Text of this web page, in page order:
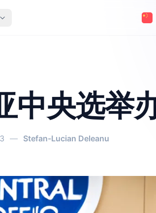
中央选举
— Stefan-Lucian Deleanu